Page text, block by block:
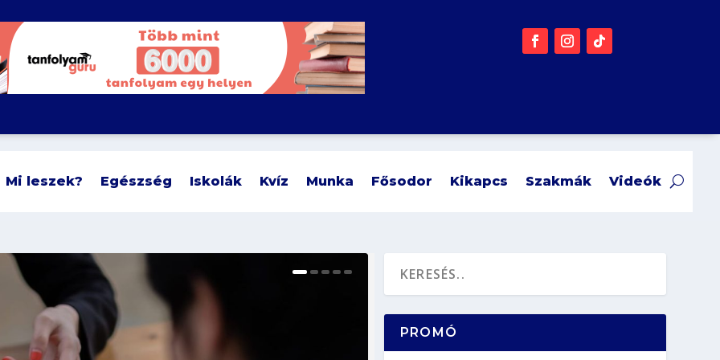
Mi leszek? Egészség Iskolák Kvíz Munka Fősodor Kikapcs Szakmák Videók
PROMÓ